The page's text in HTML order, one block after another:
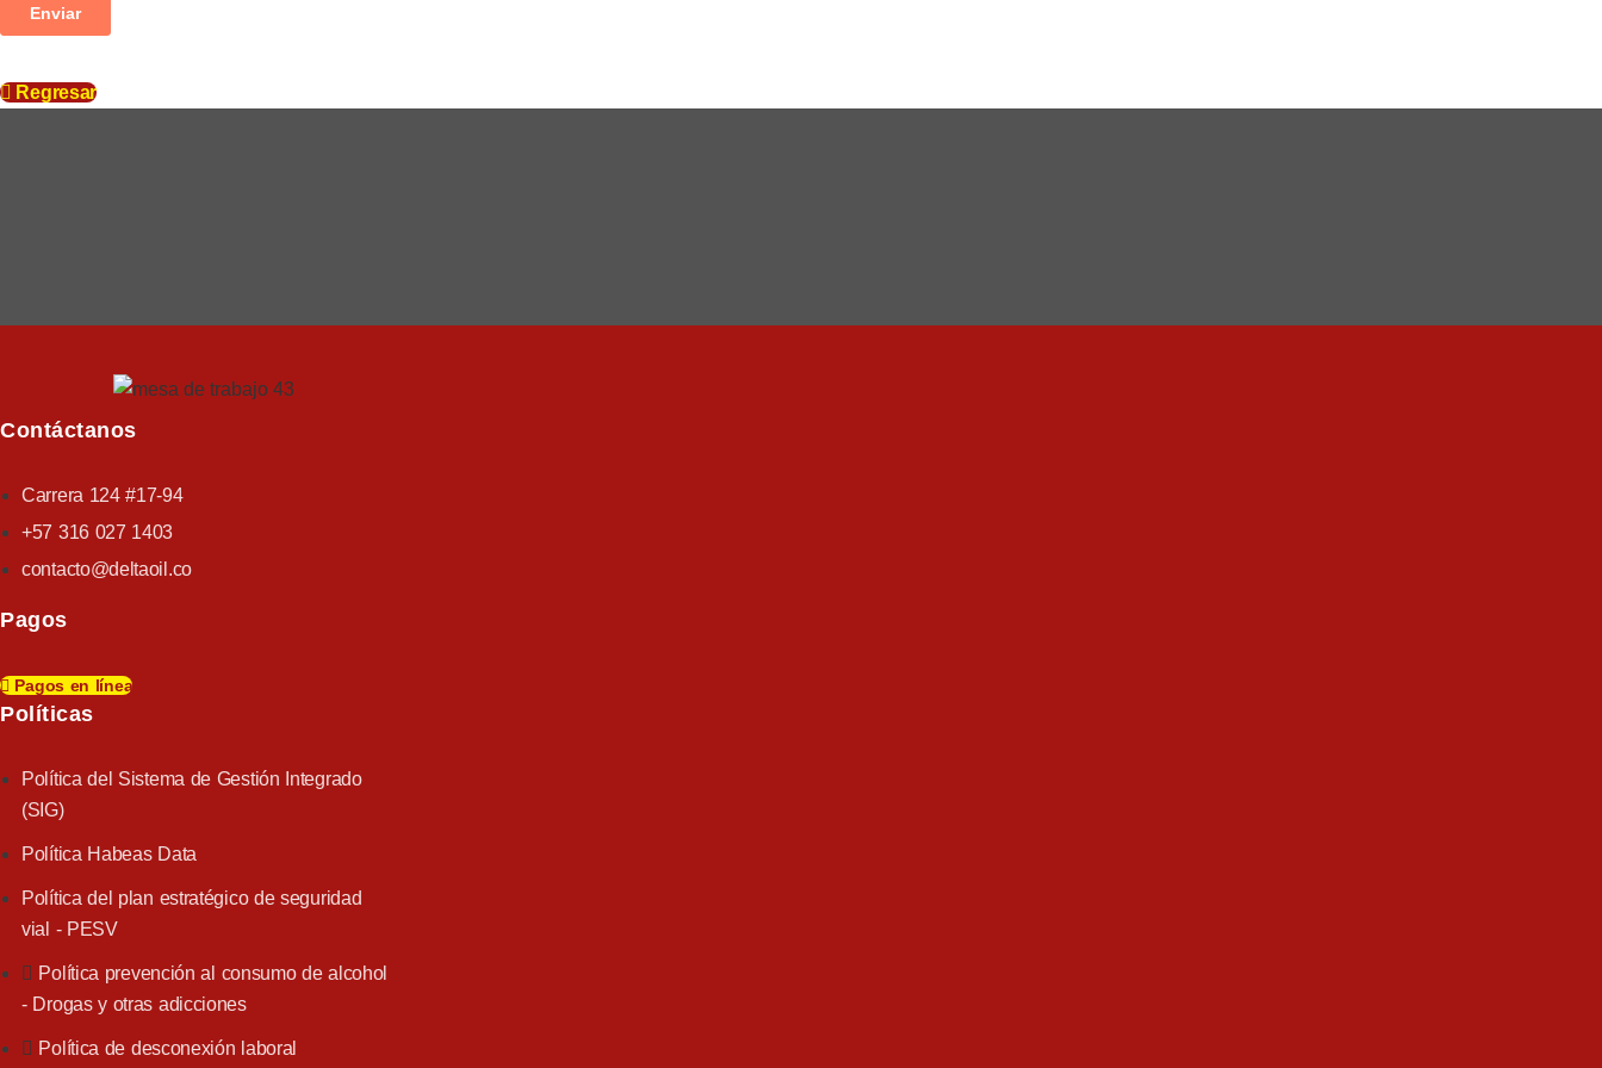
Regresar
Contáctanos
Carrera 124 #17-94
+57 316 027 1403
contacto@deltaoil.co
Pagos
Pagos en línea
Políticas​
Política del Sistema de Gestión Integrado
(SIG)
Política Habeas Data
Política del plan estratégico de seguridad
vial - PESV
Política prevención al consumo de alcohol
- Drogas y otras adicciones
Política de desconexión laboral